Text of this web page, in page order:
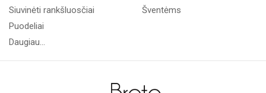
Siuvinėti rankšluosčiai
Puodeliai
Daugiau...
Šventėms